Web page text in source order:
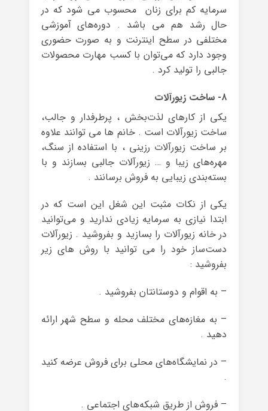
سرمایه کم برای زنان محسوب می شود که در
حال رشد هم می باشد . دوره‌های آموزشی
مختلفی در سطح اینترنت و به صورت حضوری
وجود دارد که می‌توان با کسب مهارت محصولات
جالبی را تولید کرد .
۸- ساخت زیورآلات
یکی از کارهای لذت‌بخش ، پرطرفدار و جالب،
ساخت زیورآلات است . خانم ها می توانند علاوه
بر ساخت زیورآلات رزینی ، با استفاده از سنگ،
مهره‌های زیبا و … زیورآلات جالبی بسازند و با
بسته‌بندی زیبایی به فروش برسانند .
یکی از نکات مثبت این شغل این است که در
ابتدا نیازی به سرمایه زیادی ندارید و می‌توانید
در خانه زیورآلات را بسازید و بفروشید . زیورآلات
دست‌ساز خود را می توانید با روش های زیر
بفروشید :
– به اقوام و دوستانتان بفروشید .
– به مغازه‌های مختلف محله و سطح شهر ارائه
دهید .
– در نمایشگاه‌های محلی برای فروش عرضه کنید
.
– فروش از طریق شبکه‌های اجتماعی .